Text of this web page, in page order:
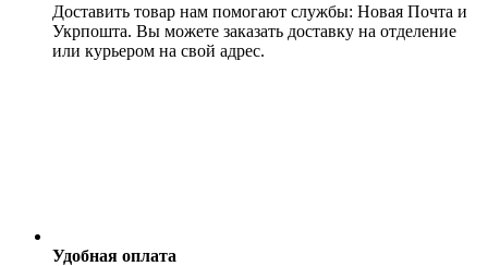
Доставить товар нам помогают службы: Новая Почта и
Укрпошта. Вы можете заказать доставку на отделение
или курьером на свой адрес.
Удобная оплата